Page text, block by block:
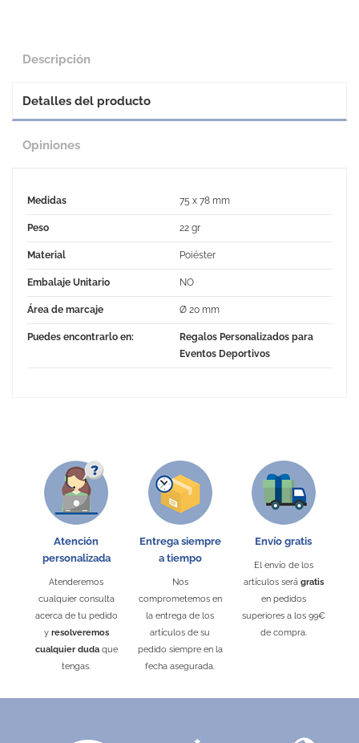
Descripción
Detalles del producto
Opiniones
Medidas 75 x 78 mm
Peso 22 gr
Material Poiéster
Embalaje Unitario NO
Área de marcaje Ø 20 mm
Puedes encontrarlo en:
Regalos Personalizados para
Eventos Deportivos
Atención
personalizada
Atenderemos
cualquier consulta
acerca de tu pedido
y resolveremos
cualquier dudaque
tengas.
Entrega siempre
a tiempo
Nos
comprometemos en
la entrega de los
artículos de su
pedido siempre en la
fecha asegurada.
Envío gratis
El envío de los
artículos será gratis
en pedidos
superiores a los 99€
de compra.